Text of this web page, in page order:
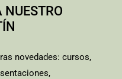
NUESTRO
novedades: cursos,